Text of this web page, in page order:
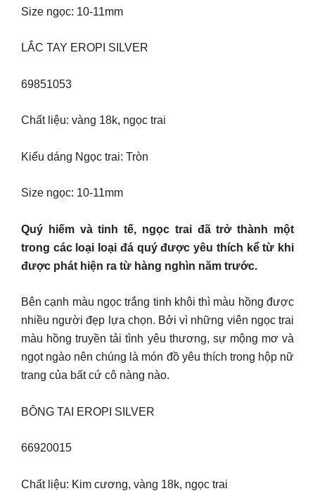
Size ngọc: 10-11mm
LẮC TAY EROPI SILVER
69851053
Chất liệu: vàng 18k, ngọc trai
Kiểu dáng Ngọc trai: Tròn
Size ngọc: 10-11mm
Quý hiếm và tinh tế, ngọc trai đã trở thành một
trong các loại loại đá quý được yêu thích kể từ khi
được phát hiện ra từ hàng nghìn năm trước.
Bên cạnh màu ngọc trắng tinh khôi thì màu hồng được
nhiều người đẹp lựa chọn. Bởi vì những viên ngọc trai
màu hồng truyền tải tình yêu thương, sự mộng mơ và
ngọt ngào nên chúng là món đồ yêu thích trong hộp nữ
trang của bất cứ cô nàng nào.
BÔNG TAI EROPI SILVER
66920015
Chất liệu: Kim cương, vàng 18k, ngọc trai